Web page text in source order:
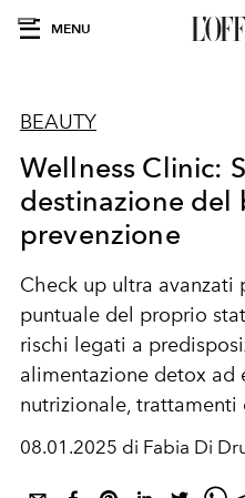
MENU
BEAUTY
Wellness Clinic:
destinazione del
prevenzione
Check up ultra avanzati
puntuale del proprio
rischi legati a
alimentazione detox ad
nutrizionale,
08.01.2025 di Fabia Di